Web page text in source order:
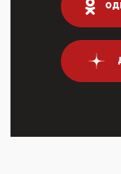
01:54, 10 Апреля 2026
Пасхальное
дня Воскресен...
01:09, 10 Апреля 2026